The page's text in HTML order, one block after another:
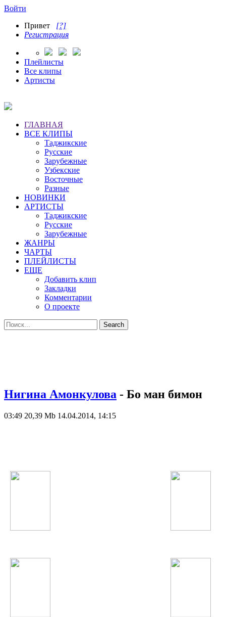
Войти
Привет [?]
Регистрация
Плейлисты
Все клипы
Артисты
ГЛАВНАЯ
ВСЕ КЛИПЫ
Таджикские
Русские
Зарубежные
Узбекские
Восточные
Разные
НОВИНКИ
АРТИСТЫ
Таджикские
Русские
Зарубежные
ЖАНРЫ
ЧАРТЫ
ПЛЕЙЛИСТЫ
ЕЩЕ
Добавить клип
Закладки
Комментарии
О проекте
Нигина Амонкулова - Бо ман бимон
03:49 20,39 Mb 14.04.2014, 14:15